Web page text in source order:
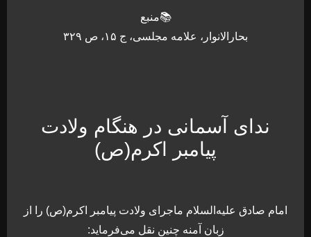
📚منبع
بحارالانوار، علامه مجلسی، ج ۱۵، ص ۳۲۹
ندای آسمانی در هنگام ولادت
پیامبر اکرم(ص)
امام صادق علیه‌السلام ماجرای ولادت پیامبر اکرم(ص) را از
زبان آمنه چنین نقل می‌فرماید: